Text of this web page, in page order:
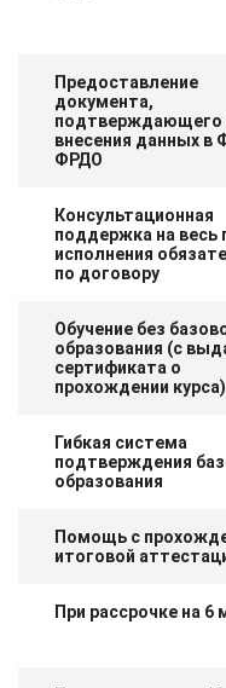
Предоставление
документа,
подтверждающего
внесения данных в
ФРДО
Консультационная
поддержка на весь
исполнения
по договору
Обучение без
образования (с
сертификата о
прохождении курса)
Гибкая система
подтверждения
образования
Помощь с
итоговой
При рассрочке на 6